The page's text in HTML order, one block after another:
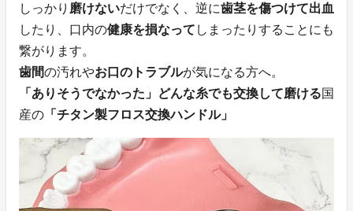
しっかり 磨けないだけでなく、逆に歯茎を傷つけて出血
したり、口内の健康を損なって しまったりすることにも
繋がります。
歯間の汚れやお口のトラブルが気になる方へ。
「ありそうでなかった」どんな糸でも交換して磨ける国
産の 「チタン製フロス交換ハンドル」